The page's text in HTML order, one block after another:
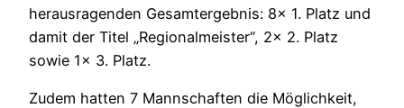
herausragenden Gesamtergebnis: 8x 1. Platz und
damit der Titel „Regionalmeister“, 2x 2. Platz
sowie 1x 3. Platz.
Zudem hatten 7 Mannschaften die Möglichkeit,